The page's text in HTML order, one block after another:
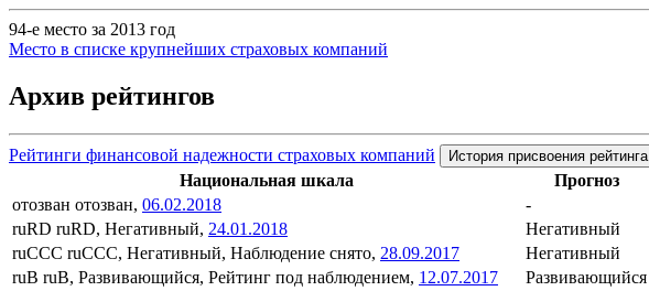
94-е место за 2013 год
Место в списке крупнейших страховых компаний
Архив рейтингов
Рейтинги финансовой надежности страховых компаний История присвоения рейтинга
Национальная шкала Прогноз
отозван отозван, 06.02.2018 -
ruRD ruRD, Негативный, 24.01.2018 Негативный
ruCCC ruCCC, Негативный, Наблюдение снято, 28.09.2017 Негативный
ruB ruB, Развивающийся, Рейтинг под наблюдением, 12.07.2017 Развивающийся